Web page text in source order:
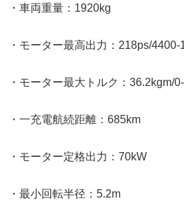
・車両重量：1920kg
・モーター最高出力：218ps/4400-
・モーター最大トルク：36.2kgm/
・一充電航続距離：685km
・モーター定格出力：70kW
・最小回転半径：5.2m